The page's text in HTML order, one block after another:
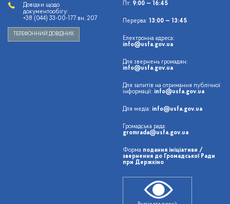
Довідки щодо
документообігу:
+38 (044) 33-00-177 вн. 207
ТЕЛЕФОННИЙ ДОВІДНИК
Пт: 9:00 — 16:45
Перерва: 13:00 — 13:45
Електронна адреса:
info@usfa.gov.ua
Для звернень громадян:
info@usfa.gov.ua
Для запитів на отримання публічної
інформації: info@usfa.gov.ua
Для медіа: info@usfa.gov.ua
Громадська рада:
gromrada@usfa.gov.ua
Форма подання ініціативи /
звернення до Громадської Ради
при Держкіно